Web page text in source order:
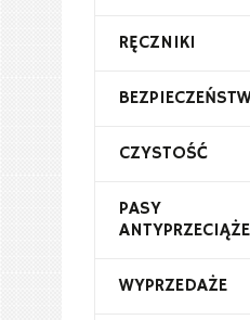
RĘCZNIKI
CZYSTOŚĆ
PASY
WYPRZEDAŻE